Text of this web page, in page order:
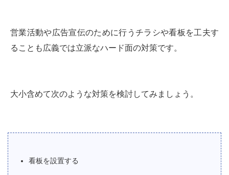
営業活動や広告宣伝のために行うチラシや看板を工夫す
ることも広義では立派なハード面の対策です。
大小含めて次のような対策を検討してみましょう。
看板を設置する